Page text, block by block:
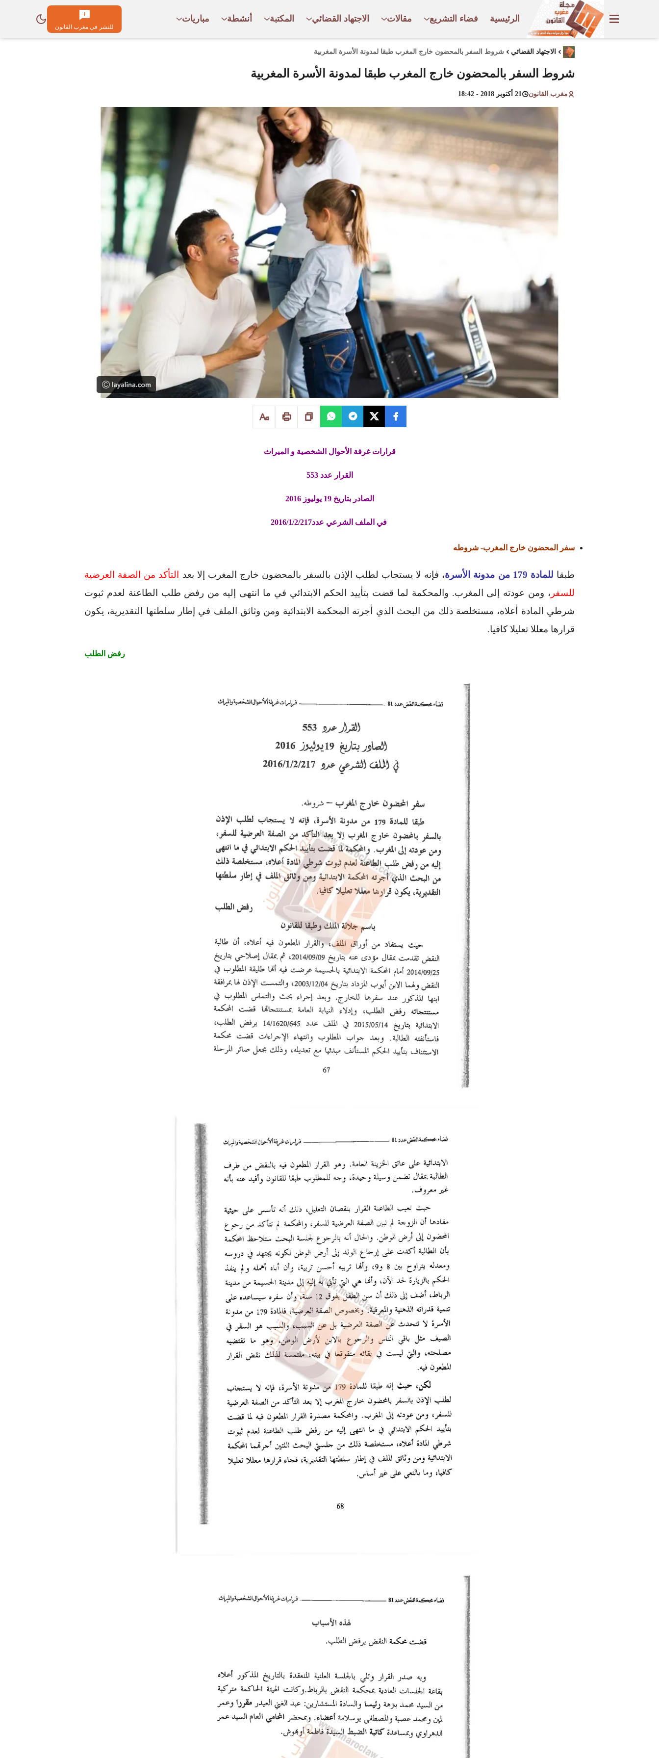
الرئيسية فضاء التشريع مقالات الاجتهاد القضائي المكتبة أنشطة مباريات
للنشر في مغرب القانون
الاجتهاد القضائي شروط السفر بالمحضون خارج المغرب طبقا لمدونة الأسرة المغربية
شروط السفر بالمحضون خارج المغرب طبقا لمدونة الأسرة المغربية
مغرب القانون 21 أكتوبر 2018 - 18:42
قرارات غرفة الأحوال الشخصية و الميراث
القرار عدد 553
الصادر بتاريخ 19 يوليوز 2016
في الملف الشرعي عدد2016/1/2/217
سفر المحضون خارج المغرب- شروطه
طبقا للمادة 179 من مدونة الأسرة ، فإنه لا يستجاب لطلب الإذن بالسفر بالمحضون خارج المغرب إلا بعد التأكد من الصفة العرضية
للسفر ، ومن عودته إلى المغرب. والمحكمة لما قضت بتأييد الحكم الابتدائي في ما انتهى إليه من رفض طلب الطاعنة لعدم ثبوت
شرطي المادة أعلاه، مستخلصة ذلك من البحث الذي أجرته المحكمة الابتدائية ومن وثائق الملف في إطار سلطتها التقديرية، يكون
قرارها معللا تعليلا كافيا.
رفض الطلب